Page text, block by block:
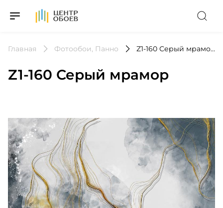
На Главную
Главная Фотообои, Панно Z1-160 Серый мрамор
Z1-160 Серый мрамор